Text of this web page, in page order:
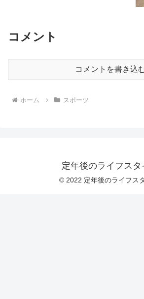
コメント
コメントを書き込
ホーム スポーツ
定年後のライフスタ
© 2022 定年後のライフス